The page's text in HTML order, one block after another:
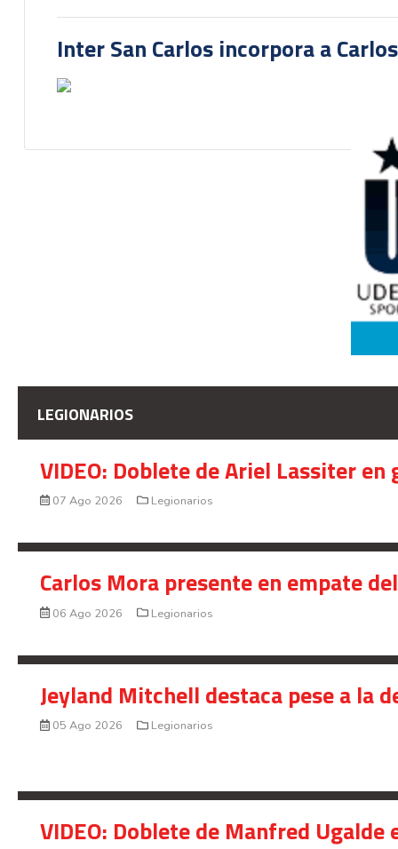
Inter San Carlos incorpora a
LEGIONARIOS
VIDEO: Doblete de Ariel Lassiter
07 Ago 2026 Legionarios
Carlos Mora presente en empate
06 Ago 2026 Legionarios
Jeyland Mitchell destaca pese a la
05 Ago 2026 Legionarios
VIDEO: Doblete de Manfred